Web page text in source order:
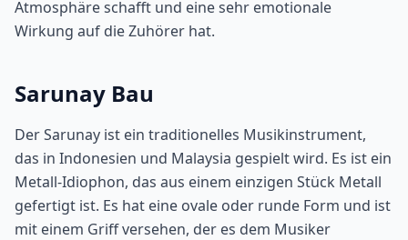
Atmosphäre schafft und eine sehr emotionale
Wirkung auf die Zuhörer hat.
Sarunay Bau
Der Sarunay ist ein traditionelles Musikinstrument,
das in Indonesien und Malaysia gespielt wird. Es ist ein
Metall-Idiophon, das aus einem einzigen Stück Metall
gefertigt ist. Es hat eine ovale oder runde Form und ist
mit einem Griff versehen, der es dem Musiker